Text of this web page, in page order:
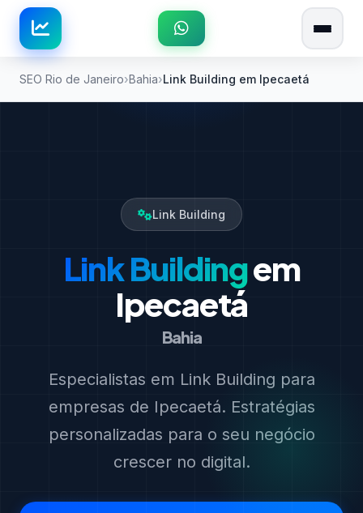
SEO Rio de Janeiro Bahia Link Building em Ipecaetá
Link Building
Link Buildingem
Ipecaetá
Bahia
Especialistas em Link Building para
empresas de Ipecaetá. Estratégias
personalizadas para o seu negócio
crescer no digital.